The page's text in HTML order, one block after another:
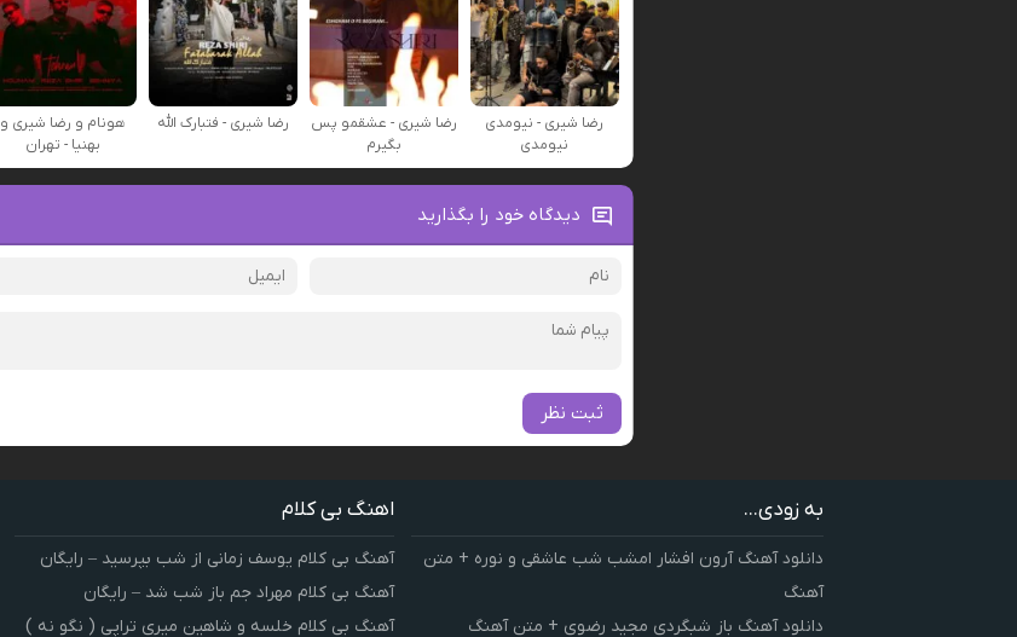
رضا شیری - نیومدی
نیومدی
رضا شیری - عشقمو پس
بگیرم
رضا شیری - فتبارک الله
هونام و رضا شیری و
بهنیا - تهران
دیدگاه خود را بگذارید
ثبت نظر
به زودی...
دانلود آهنگ آرون افشار امشب شب عاشقی و نوره + متن
آهنگ
دانلود آهنگ باز شبگردی مجید رضوی + متن آهنگ
اهنگ بی کلام
آهنگ بی کلام یوسف زمانی از شب بپرسید – رایگان
آهنگ بی کلام مهراد جم باز شب شد – رایگان
آهنگ بی کلام خلسه و شاهین میری تراپی ( نگو نه )